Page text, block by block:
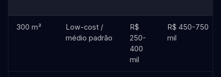
300 m²
Low-cost /
médio padrão
R$
250-
400
mil
R$ 450-750
mil